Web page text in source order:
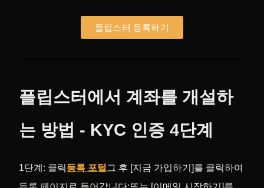
플립스터 등록하기
플립스터에서 계좌를 개설하
는 방법 - KYC 인증 4단계
1단계: 클릭등록 포털 그 후 [지금 가입하기]를 클릭하여